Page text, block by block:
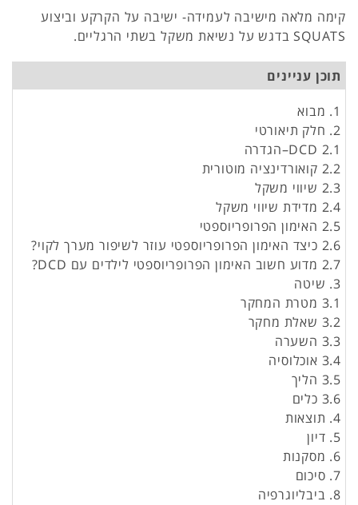
קימה מלאה מישיבה לעמידה- ישיבה על הקרקע וביצוע
SQUATS בדגש על נשיאת משקל בשתי הרגליים.
תוכן עניינים
1. מבוא
2. חלק תיאורטי
DCD 2.1–הגדרה
2.2 קואורדינציה מוטורית
2.3 שיווי משקל
2.4 מדידת שיווי משקל
2.5 האימון הפרופריוספטי
2.6 כיצד האימון הפרופריוספטי עוזר לשיפור מערך לקוי?
2.7 מדוע חשוב האימון הפרופריוספטי לילדים עם DCD?
3. שיטה
3.1 מטרת המחקר
3.2 שאלת מחקר
3.3 השערה
3.4 אוכלוסיה
3.5 הליך
3.6 כלים
4. תוצאות
5. דיון
6. מסקנות
7. סיכום
8. ביבליוגרפיה